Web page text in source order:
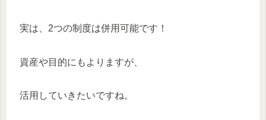
実は、2つの制度は併用可能です！
資産や目的にもよりますが、
活用していきたいですね。